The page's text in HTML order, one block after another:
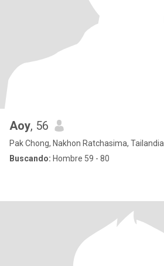
Aoy, 56
Pak Chong, Nakhon Ratchasima, Tailandia
Buscando: Hombre 59 - 80